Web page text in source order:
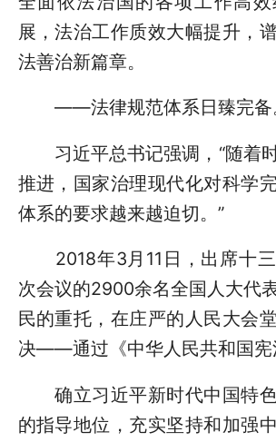
展，法治工作质效大幅提升，
法善治新篇章。
——法律规范体系日臻完备
习近平总书记强调，“随着
推进，国家治理现代化对科学
体系的要求越来越迫切。”
2018年3月11日，出席十三
次会议的2900余名全国人大代
民的重托，在庄严的人民大会
决——通过《中华人民共和国宪
确立习近平新时代中国特色
的指导地位，充实坚持和加强